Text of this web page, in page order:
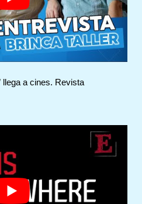
llega a cines. Revista